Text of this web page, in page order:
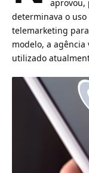
aprovou,
determinava o uso
telemarketing
modelo, a agência
utilizado